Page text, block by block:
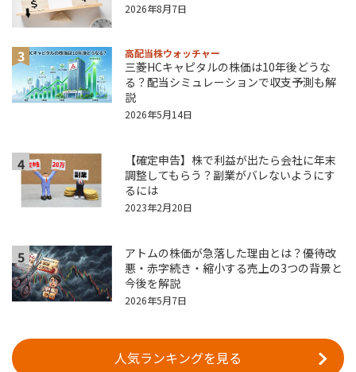
2026年8月7日
3 高配当株ウォッチャー
三菱HCキャピタルの株価は10年後どうな
る？配当シミュレーションで収支予測も解
説
2026年5月14日
4
【確定申告】株で利益が出たら会社に年末
調整してもらう？副業がバレないようにす
るには
2023年2月20日
5
アトムの株価が急落した理由とは？優待改
悪・赤字続き・縮小する売上の3つの背景と
今後を解説
2026年5月7日
人気ランキングを見る